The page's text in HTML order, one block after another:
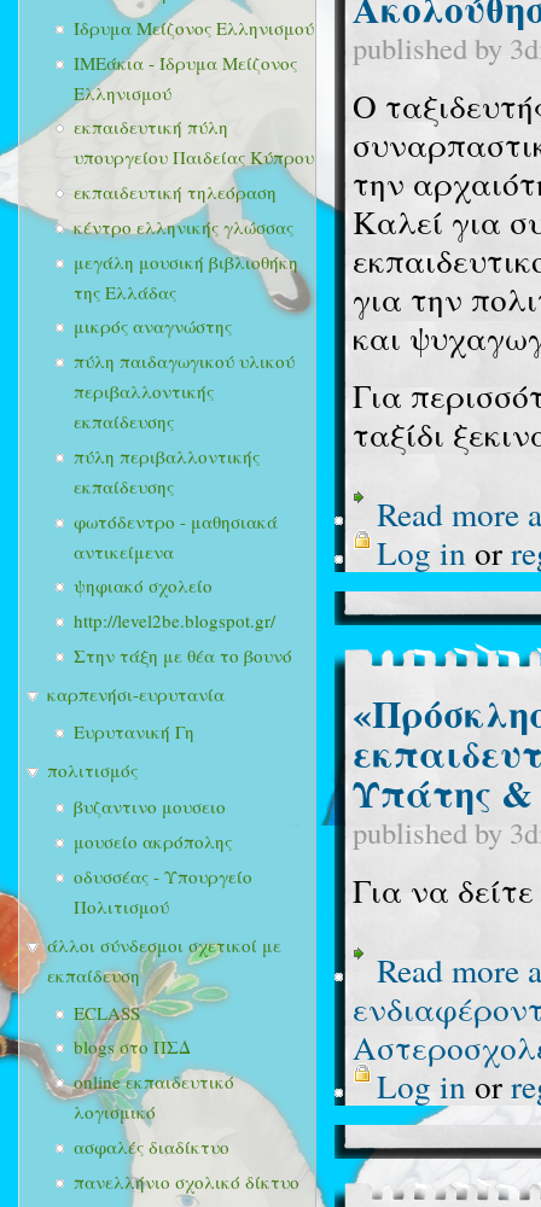
Ίδρυμα Μείζονος Ελληνισμού
ΙΜΕάκια - Ίδρυμα Μείζονος
Ελληνισμού
εκπαιδευτική πύλη
υπουργείου Παιδείας Κύπρου
εκπαιδευτική τηλεόραση
κέντρο ελληνικής γλώσσας
μεγάλη μουσική βιβλιοθήκη
της Ελλάδας
μικρός αναγνώστης
πύλη παιδαγωγικού υλικού
περιβαλλοντικής
εκπαίδευσης
πύλη περιβαλλοντικής
εκπαίδευσης
φωτόδεντρο - μαθησιακά
αντικείμενα
ψηφιακό σχολείο
http://level2be.blogspot.gr/
Στην τάξη με θέα το βουνό
καρπενήσι-ευρυτανία
Ευρυτανική Γη
πολιτισμός
βυζαντινο μουσειο
μουσείο ακρόπολης
οδυσσέας - Υπουργείο
Πολιτισμού
άλλοι σύνδεσμοι σχετικοί με
εκπαίδευση
ECLASS
blogs στο ΠΣΔ
online εκπαιδευτικό
λογισμικό
ασφαλές διαδίκτυο
πανελλήνιο σχολικό δίκτυο
published by
Ο
την
Καλεί για
για την
και
Για
ταξίδι
Read more
Log inor
Υπάτης
published by
Για να
Read more
Log in or